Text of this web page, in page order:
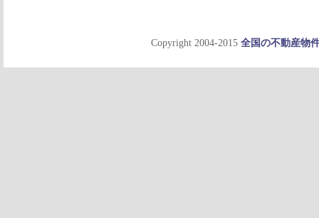
Copyright 2004-2015 全国の不動産物